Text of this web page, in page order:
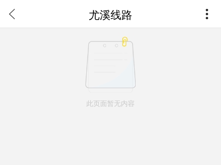
尤溪线路
此页面暂无内容